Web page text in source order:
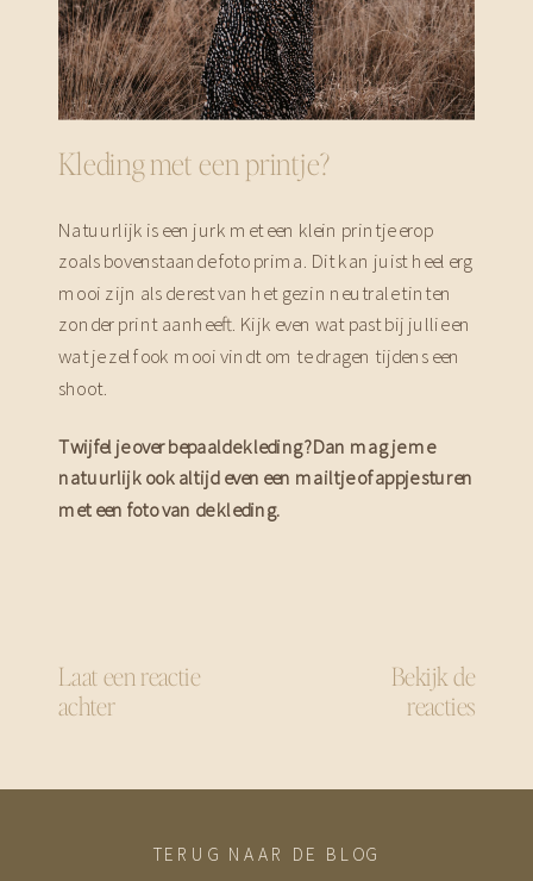
Kleding met een printje?
Natuurlijk is een jurk met een klein printje erop
zoals bovenstaande foto prima. Dit kan juist heel erg
mooi zijn als de rest van het gezin neutrale tinten
zonder print aanheeft. Kijk even wat past bij jullie en
wat je zelf ook mooi vindt om te dragen tijdens een
shoot.
Twijfel je over bepaalde kleding? Dan mag je me
natuurlijk ook altijd even een mailtje of appje sturen
met een foto van de kleding.
Bekijk de
reacties
Laat een reactie
achter
TERUG NAAR DE BLOG